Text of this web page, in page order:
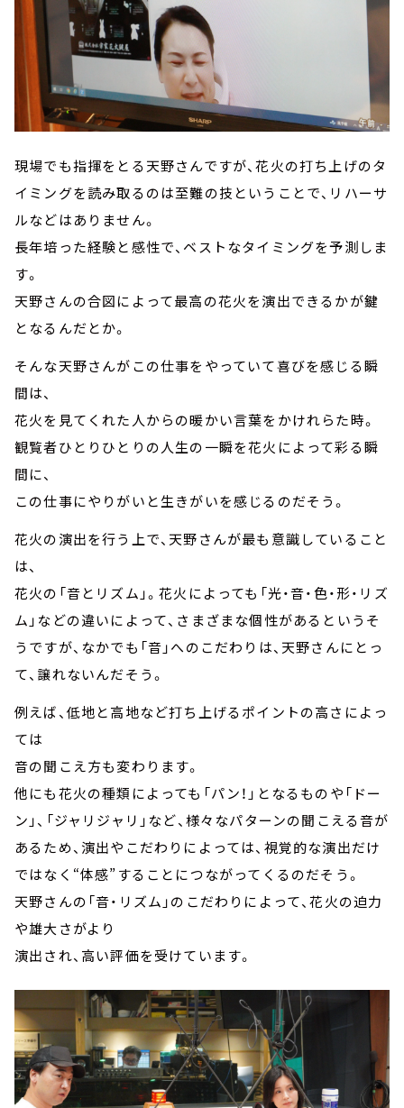
現場でも指揮をとる天野さんですが、花火の打ち上げのタ
イミングを読み取るのは至難の技ということで、リハーサ
ルなどはありません。
長年培った経験と感性で、ベストなタイミングを予測しま
す。
天野さんの合図によって最高の花火を演出できるかが鍵
となるんだとか。
そんな天野さんがこの仕事をやっていて喜びを感じる瞬
間は、
花火を見てくれた人からの暖かい言葉をかけれらた時。
観覧者ひとりひとりの人生の一瞬を花火によって彩る瞬
間に、
この仕事にやりがいと生きがいを感じるのだそう。
花火の演出を行う上で、天野さんが最も意識していること
は、
花火の「音とリズム」。花火によっても「光・音・色・形・リズ
ム」などの違いによって、さまざまな個性があるというそ
うですが、なかでも「音」へのこだわりは、天野さんにとっ
て、譲れないんだそう。
例えば、低地と高地など打ち上げるポイントの高さによっ
ては
音の聞こえ方も変わります。
他にも花火の種類によっても「パン！」となるものや「ドー
ン」、「ジャリジャリ」など、様々なパターンの聞こえる音が
あるため、演出やこだわりによっては、視覚的な演出だけ
ではなく“体感”することにつながってくるのだそう。
天野さんの「音・リズム」のこだわりによって、花火の迫力
や雄大さがより
演出され、高い評価を受けています。